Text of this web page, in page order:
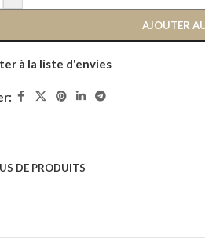
AJOUTER
à la liste d'envies
DE PRODUITS